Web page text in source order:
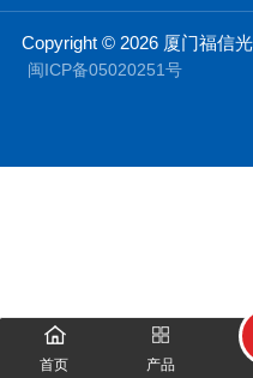
Copyright © 2026 厦门福信
闽ICP备05020251号
首页 产品